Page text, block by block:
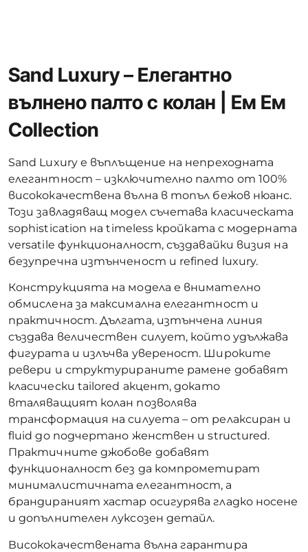
Sand Luxury – Елегантно
вълнено палто с колан | Ем Ем
Collection
Sand Luxury е въплъщение на непреходната
елегантност – изключително палто от 100%
висококачествена вълна в топъл бежов нюанс.
Този завладяващ модел съчетава класическата
sophistication на timeless кройката с модерната
versatile функционалност, създавайки визия на
безупречна изтънченост и refined luxury.
Конструкцията на модела е внимателно
обмислена за максимална елегантност и
практичност. Дългата, изтънчена линия
създава величествен силует, който удължава
фигурата и излъчва увереност. Широките
ревери и структурираните рамене добавят
класически tailored акцент, докато
вталяващият колан позволява
трансформация на силуета – от релаксиран и
fluid до подчертано женствен и structured.
Практичните джобове добавят
функционалност без да компрометират
минималистичната елегантност, а
брандираният хастар осигурява гладко носене
и допълнителен луксозен детайл.
Висококачествената вълна гарантира